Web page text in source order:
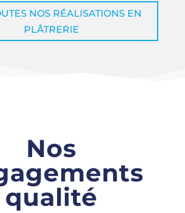
NOS RÉALISATIONS EN
PLÂTRERIE
Nos
qualité